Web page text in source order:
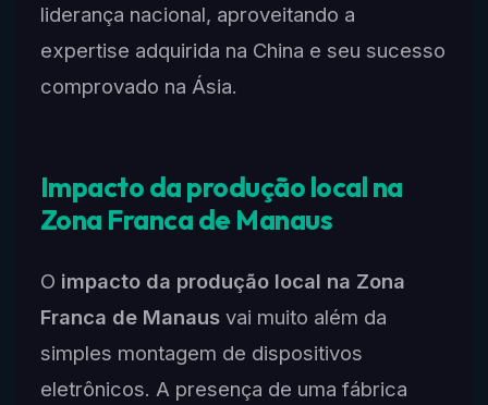
liderança nacional, aproveitando a
expertise adquirida na China e seu sucesso
comprovado na Ásia.
Impacto da produção local na
Zona Franca de Manaus
O impacto da produção local na Zona
Franca de Manausvai muito além da
simples montagem de dispositivos
eletrônicos. A presença de uma fábrica